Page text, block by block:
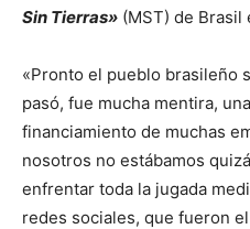
Sin Tierras» (MST) de Brasil
«Pronto el pueblo brasileño
pasó, fue mucha mentira,
financiamiento de muchas
nosotros no estábamos
enfrentar toda la jugada
redes sociales, que fueron